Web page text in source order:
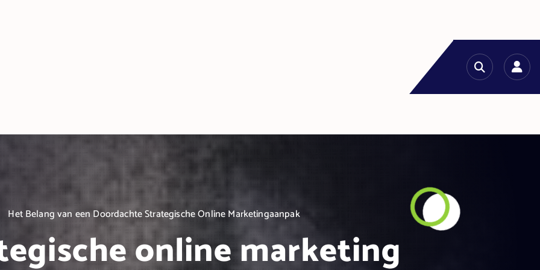
Het Belang van een Doordachte Strategische Online Marketingaanpak
online marketing